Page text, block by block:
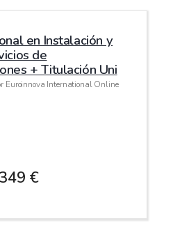
en Instalación y
de
+ Titulación Uni
Euroinnova International Online
349 €